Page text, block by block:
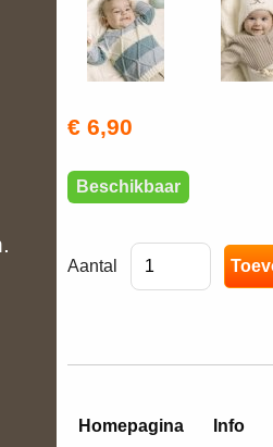
€ 6,90
Beschikbaar
Aantal
Homepagina Info